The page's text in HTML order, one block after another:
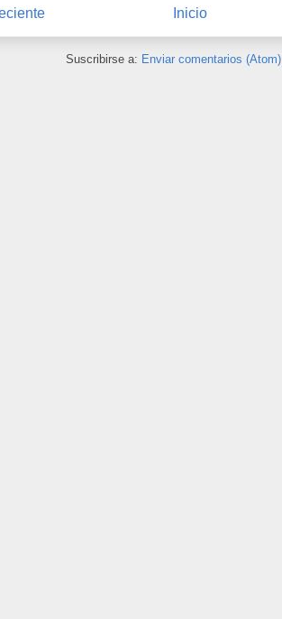
Inicio
Suscribirse a: Enviar comentarios (Atom)